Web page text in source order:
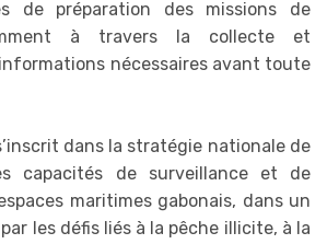
de préparation des missions de
à travers la collecte et
nécessaires avant toute
dans la stratégie nationale de
capacités de surveillance et de
maritimes gabonais, dans un
les défis liés à la pêche illicite, à la